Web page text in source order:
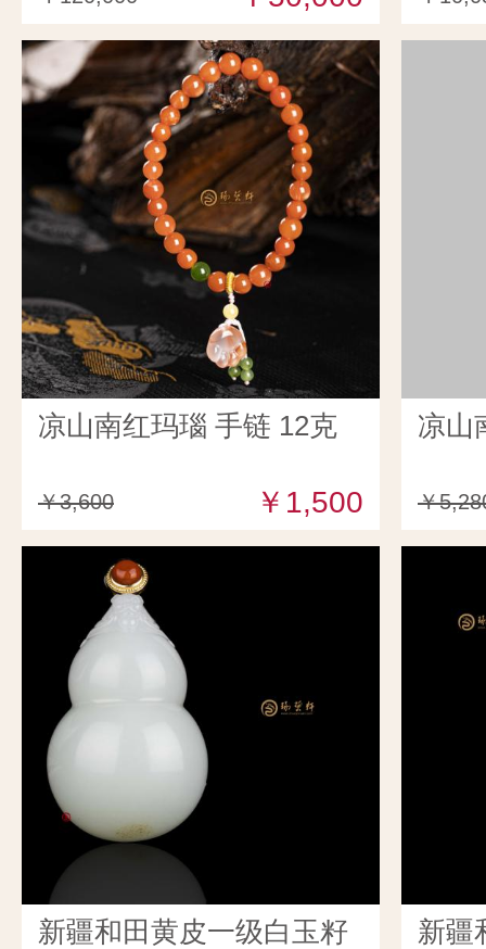
凉山南红玛瑙 手链 12克
￥3,600 ￥1,500
凉山
￥
新疆和田黄皮一级白玉籽
新疆